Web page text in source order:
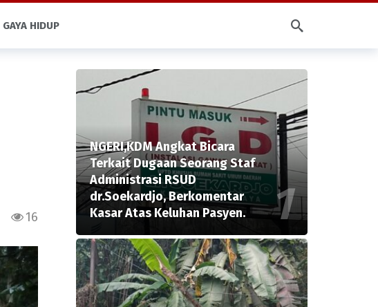
GAYA HIDUP
16
NGERI,KDM Angkat Bicara
Terkait Dugaan Seorang Staf
Administrasi RSUD
dr.Soekardjo, Berkomentar
Kasar Atas Keluhan Pasyen.